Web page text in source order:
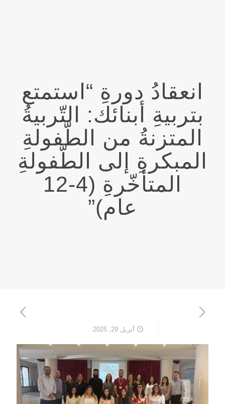
انعقادُ دورةِ “استمتع
بتربيةِ أبنائك: التّربيةُ
المتزنةُ من الطّفولةِ
المبكرةِ إلى الطّفولةِ
المتأخّرةِ (4-12
عام)”
أبريل 29, 2025